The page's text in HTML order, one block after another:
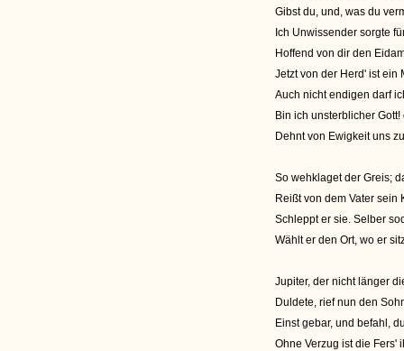
Gibst du, und, was du
Ich Unwissender sorgte
Hoffend von dir den
Jetzt von der Herd' ist ein
Auch nicht endigen darf
Bin ich unsterblicher
Dehnt von Ewigkeit uns
So wehklaget der Greis;
Reißt von dem Vater
Schleppt er sie. Selber
Wählt er den Ort, wo er
Jupiter, der nicht länger
Duldete, rief nun den
Einst gebar, und befahl,
Ohne Verzug ist die Fers'